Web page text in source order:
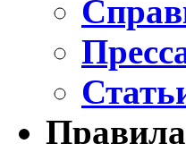
Правила